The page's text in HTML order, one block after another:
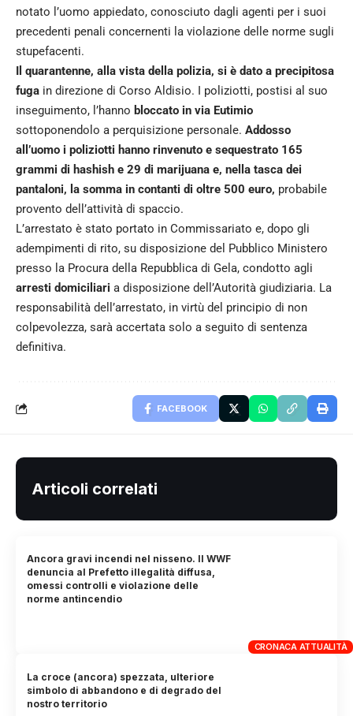
notato l’uomo appiedato, conosciuto dagli agenti per i suoi
precedenti penali concernenti la violazione delle norme sugli
stupefacenti.
Il quarantenne, alla vista della polizia, si è dato a precipitosa
fuga in direzione di Corso Aldisio. I poliziotti, postisi al suo
inseguimento, l’hanno bloccato in via Eutimio
sottoponendolo a perquisizione personale. Addosso
all’uomo i poliziotti hanno rinvenuto e sequestrato 165
grammi di hashish e 29 di marijuana e, nella tasca dei
pantaloni, la somma in contanti di oltre 500 euro, probabile
provento dell’attività di spaccio.
L’arrestato è stato portato in Commissariato e, dopo gli
adempimenti di rito, su disposizione del Pubblico Ministero
presso la Procura della Repubblica di Gela, condotto agli
arresti domiciliari a disposizione dell’Autorità giudiziaria. La
responsabilità dell’arrestato, in virtù del principio di non
colpevolezza, sarà accertata solo a seguito di sentenza
definitiva.
FACEBOOK
Articoli correlati
CRONACA ATTUALITÀ
Ancora gravi incendi nel nisseno. Il WWF
denuncia al Prefetto illegalità diffusa,
omessi controlli e violazione delle
norme antincendio
La croce (ancora) spezzata, ulteriore
simbolo di abbandono e di degrado del
nostro territorio